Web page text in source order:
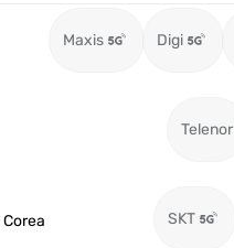
Maxis Digi
Telenor
SKT